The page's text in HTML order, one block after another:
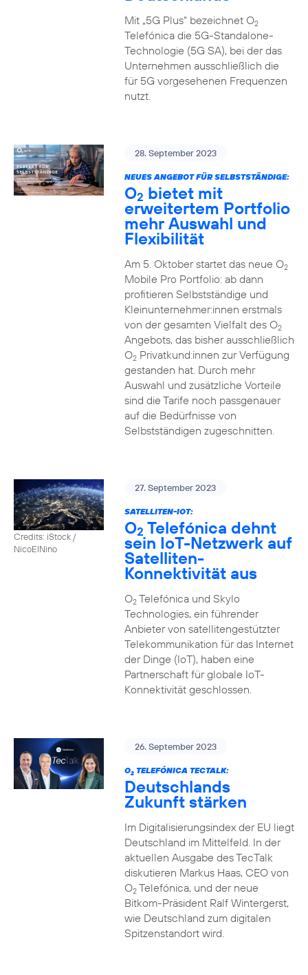
Mit „5G Plus“ bezeichnet O2
Telefónica die 5G-Standalone-
Technologie (5G SA), bei der das
Unternehmen ausschließlich die
für 5G vorgesehenen Frequenzen
nutzt.
28. September 2023
NEUES ANGEBOT FÜR SELBSTSTÄNDIGE:
O2 bietet mit
erweitertem Portfolio
mehr Auswahl und
Flexibilität
Am 5. Oktober startet das neue O2
Mobile Pro Portfolio: ab dann
profitieren Selbstständige und
Kleinunternehmer:innen erstmals
von der gesamten Vielfalt des O2
Angebots, das bisher ausschließlich
O2Privatkund:innen zur Verfügung
gestanden hat. Durch mehr
Auswahl und zusätzliche Vorteile
sind die Tarife noch passgenauer
auf die Bedürfnisse von
Selbstständigen zugeschnitten.
Credits: iStock /
NicoElNino
27. September 2023
SATELLITEN-IOT:
O2 Telefónica dehnt
sein IoT-Netzwerk auf
Satelliten-
Konnektivität aus
O2Telefónica und Skylo
Technologies, ein führender
Anbieter von satellitengestützter
Telekommunikation für das Internet
der Dinge (IoT), haben eine
Partnerschaft für globale IoT-
Konnektivität geschlossen.
26. September 2023
O2TELEFÓNICA TECTALK:
Deutschlands
Zukunft stärken
Im Digitalisierungsindex der EU liegt
Deutschland im Mittelfeld. In der
aktuellen Ausgabe des TecTalk
diskutieren Markus Haas, CEO von
O2Telefónica, und der neue
Bitkom-Präsident Ralf Wintergerst,
wie Deutschland zum digitalen
Spitzenstandort wird.